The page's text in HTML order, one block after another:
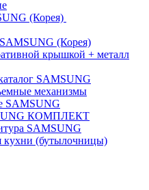
(Корея)
(Корея)
крышкой + металл
SAMSUNG
механизмы
SAMSUNG
КОМПЛЕКТ
SAMSUNG
кухни (бутылочницы)